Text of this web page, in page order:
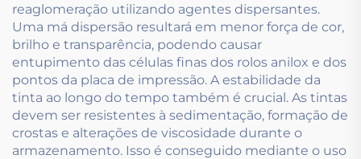
reaglomeração utilizando agentes dispersantes.
Uma má dispersão resultará em menor força de cor,
brilho e transparência, podendo causar
entupimento das células finas dos rolos anilox e dos
pontos da placa de impressão. A estabilidade da
tinta ao longo do tempo também é crucial. As tintas
devem ser resistentes à sedimentação, formação de
crostas e alterações de viscosidade durante o
armazenamento. Isso é conseguido mediante o uso